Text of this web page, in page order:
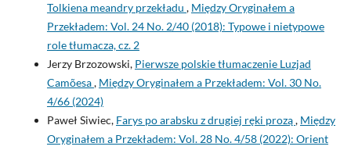
Tolkiena meandry przekładu , Między Oryginałem a
Przekładem: Vol. 24 No. 2/40 (2018): Typowe i nietypowe
role tłumacza, cz. 2
Jerzy Brzozowski, Pierwsze polskie tłumaczenie Luzjad
Camõesa, Między Oryginałem a Przekładem: Vol. 30 No.
4/66 (2024)
Paweł Siwiec, Farys po arabsku z drugiej ręki prozą, Między
Oryginałem a Przekładem: Vol. 28 No. 4/58 (2022): Orient